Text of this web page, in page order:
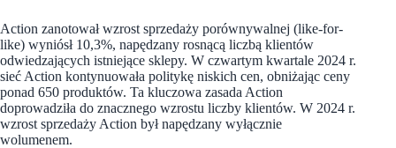
Action zanotował wzrost sprzedaży porównywalnej (like-for-
like) wyniósł 10,3%, napędzany rosnącą liczbą klientów
odwiedzających istniejące sklepy. W czwartym kwartale 2024 r.
sieć Action kontynuowała politykę niskich cen, obniżając ceny
ponad 650 produktów. Ta kluczowa zasada Action
doprowadziła do znacznego wzrostu liczby klientów. W 2024 r.
wzrost sprzedaży Action był napędzany wyłącznie
wolumenem.